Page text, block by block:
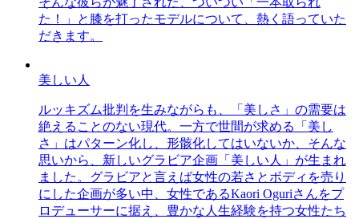
た！」と膝を打ったモデルについて、熱く語っていた
だきます。
美しい人
ルッキズム批判を生みながらも、「美しさ」の需要は
絶えることのない現代。一方で世間が求める「美し
さ」はパターン化し、形骸化してはいないか、そんな
思いから、新しいグラビア企画「美しい人」が生まれ
ました。グラビアと言えば女性の若さとボディを売り
にした企画が多い中、女性であるKaori Oguriさんをプ
ロデューサーに据え、豊かな人生経験を持つ女性たち